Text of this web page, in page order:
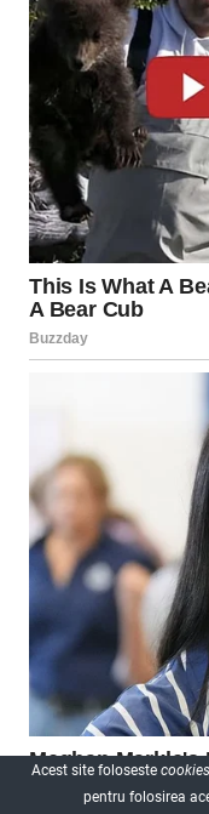
Acest site foloseste cookies
pentru folosirea